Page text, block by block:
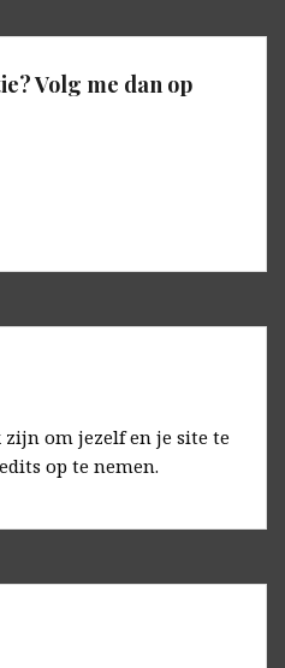
Volg me dan op
zijn om jezelf en je site te
op te nemen.